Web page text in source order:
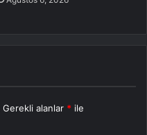
Gerekli alanlar * ile